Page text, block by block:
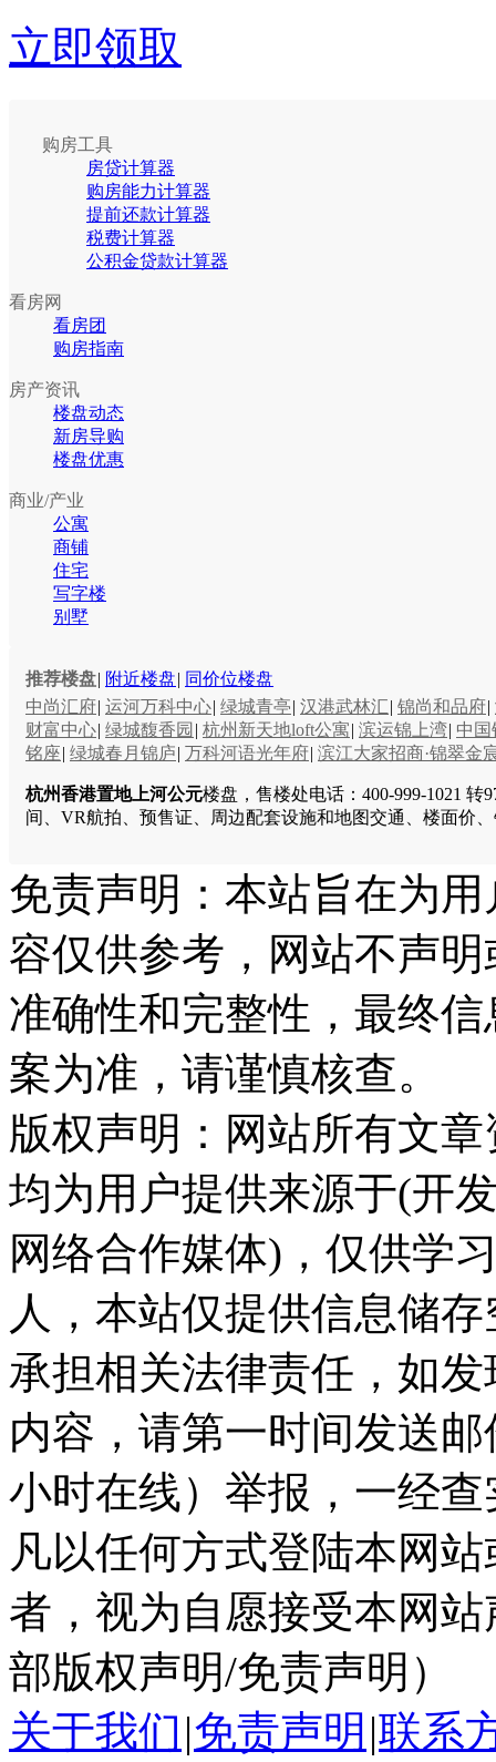
立即领取
购房工具
房贷计算器
购房能力计算器
提前还款计算器
税费计算器
公积金贷款计算器
看房网
看房团
购房指南
房产资讯
楼盘动态
新房导购
楼盘优惠
商业/产业
公寓
商铺
住宅
写字楼
别墅
推荐楼盘| 附近楼盘| 同价位楼盘
中尚汇府| 运河万科中心| 绿城青亭| 汉港武林汇| 锦尚和品府|
财富中心| 绿城馥香园 | 杭州新天地loft公寓| 滨运锦上湾| 中国
铭座| 绿城春月锦庐| 万科河语光年府| 滨江大家招商·锦翠金
杭州香港置地上河公元楼盘，售楼处电话：400-999-1021
间、VR航拍、预售证、周边配套设施和地图交通、楼面价
免责声明：本站旨在为
容仅供参考，网站不声
准确性和完整性，最终
案为准，请谨慎核查。
版权声明：网站所有文
均为用户提供来源于(开
网络合作媒体)，仅供学
人，本站仅提供信息储
承担相关法律责任，如
内容，请第一时间发送邮
小时在线）举报，一经
凡以任何方式登陆本网
者，视为自愿接受本网
部版权声明/免责声明）
关于我们 |免责声明 |联系